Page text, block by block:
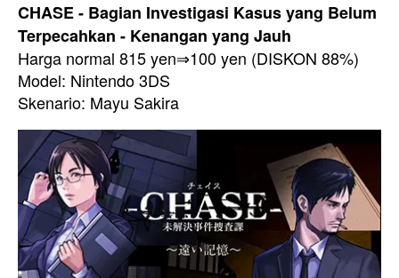
CHASE - Bagian Investigasi Kasus yang Belum
Terpecahkan - Kenangan yang Jauh
Harga normal 815 yen⇒100 yen (DISKON 88%)
Model: Nintendo 3DS
Skenario: Mayu Sakira